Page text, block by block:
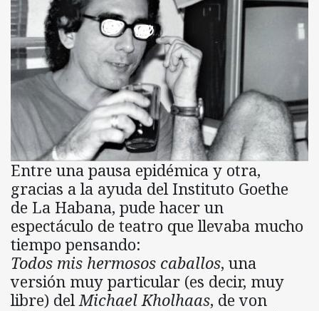
Entre una pausa epidémica y otra,
gracias a la ayuda del Instituto Goethe
de La Habana, pude hacer un
espectáculo de teatro que llevaba mucho
tiempo pensando:
Todos mis hermosos caballos, una
versión muy particular (es decir, muy
libre) delMichael Kholhaas, de von